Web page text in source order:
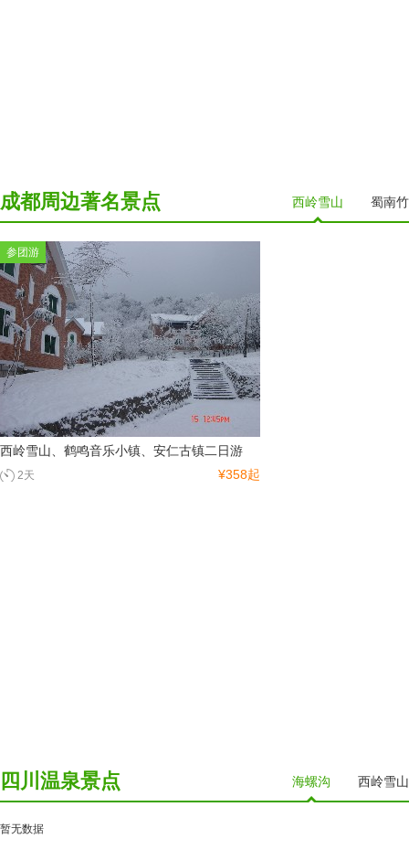
成都周边著名景点 西岭雪山 蜀南
参团游
西岭雪山、鹤鸣音乐小镇、安仁古镇二日游
¥358起
2天
四川温泉景点 海螺沟 西岭雪山
暂无数据